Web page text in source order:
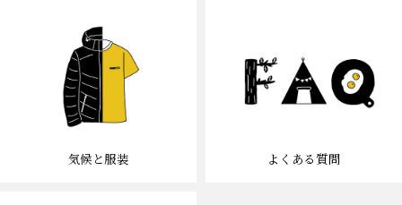
気候と服装 よくある質問